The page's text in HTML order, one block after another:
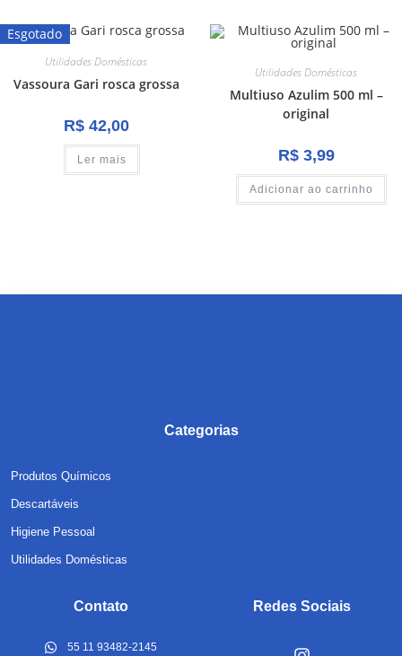
Esgotado
Utilidades Domésticas
Vassoura Gari rosca grossa
R$42,00
Ler mais
Utilidades Domésticas
Multiuso Azulim 500 ml –
original
R$3,99
Adicionar ao carrinho
Categorias
Produtos Químicos
Descartáveis
Higiene Pessoal
Utilidades Domésticas
Contato
55 11 93482-2145
Redes Sociais